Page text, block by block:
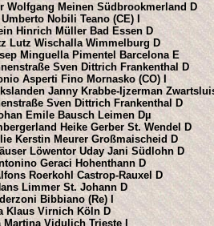
Meinen Südbrookmerland D
Nobili Teano (CE) I
Hinrich Müller Bad Essen D
Wischalla Wimmelburg D
Minguella Pimentel Barcelona E
Sven Dittrich Frankenthal D
Asperti Fino Mornasko (CO) I
Janny Krabbe-Ijzerman
Sven Dittrich Frankenthal D
Emile Bausch Leimen Dµ
Heike Gerber St. Wendel D
Kerstin Meurer Großmaischeid D
Löwentor Uday Jani Südlohn D
Geraci Hohenthann D
Roerkohl Castrop-Rauxel D
Limmer St. Johann D
Bibbiano (Re) I
Klaus Virnich Köln D
Vidulich Trieste I